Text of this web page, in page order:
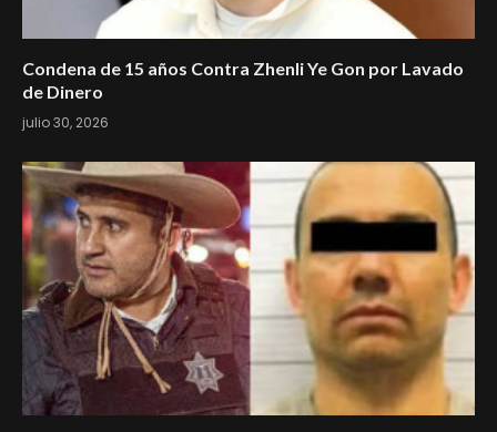
Condena de 15 años Contra Zhenli Ye Gon por Lavado
de Dinero
julio 30, 2026